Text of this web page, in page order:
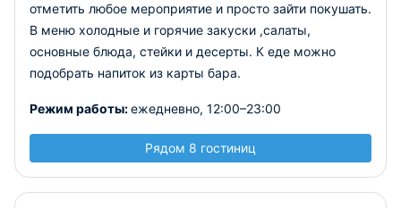
отметить любое мероприятие и просто зайти покушать.
В меню холодные и горячие закуски ,салаты,
основные блюда, стейки и десерты. К еде можно
подобрать напиток из карты бара.
Режим работы:ежедневно, 12:00–23:00
Рядом 8 гостиниц